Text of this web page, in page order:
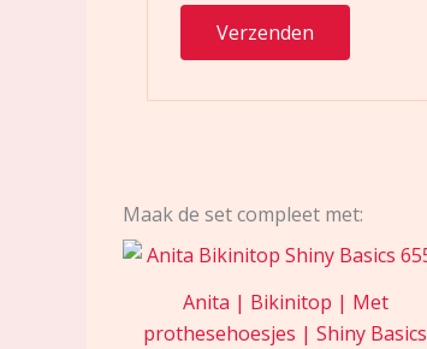
Maak de set compleet met:
Anita | Bikinitop | Met
prothesehoesjes | Shiny Basics